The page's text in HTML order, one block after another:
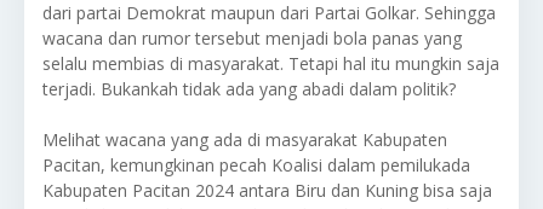
dari partai Demokrat maupun dari Partai Golkar. Sehingga
wacana dan rumor tersebut menjadi bola panas yang
selalu membias di masyarakat. Tetapi hal itu mungkin saja
terjadi. Bukankah tidak ada yang abadi dalam politik?
Melihat wacana yang ada di masyarakat Kabupaten
Pacitan, kemungkinan pecah Koalisi dalam pemilukada
Kabupaten Pacitan 2024 antara Biru dan Kuning bisa saja